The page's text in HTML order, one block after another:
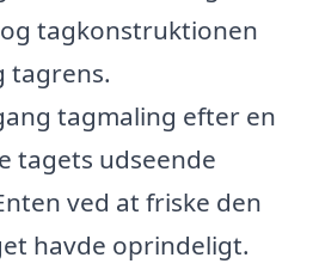
tagkonstruktionen
tagrens.
tagmaling efter en
tagets udseende
ved at friske den
havde oprindeligt.